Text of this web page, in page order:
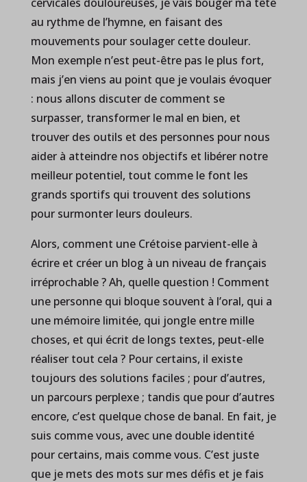
au rythme de l’hymne, en faisant des
mouvements pour soulager cette douleur.
Mon exemple n’est peut-être pas le plus fort,
mais j’en viens au point que je voulais évoquer
: nous allons discuter de comment se
surpasser, transformer le mal en bien, et
trouver des outils et des personnes pour nous
aider à atteindre nos objectifs et libérer notre
meilleur potentiel, tout comme le font les
grands sportifs qui trouvent des solutions
pour surmonter leurs douleurs.
Alors, comment une Crétoise parvient-elle à
écrire et créer un blog à un niveau de français
irréprochable ? Ah, quelle question ! Comment
une personne qui bloque souvent à l’oral, qui a
une mémoire limitée, qui jongle entre mille
choses, et qui écrit de longs textes, peut-elle
réaliser tout cela ? Pour certains, il existe
toujours des solutions faciles ; pour d’autres,
un parcours perplexe ; tandis que pour d’autres
encore, c’est quelque chose de banal. En fait, je
suis comme vous, avec une double identité
pour certains, mais comme vous. C’est juste
que je mets des mots sur mes défis et je fais